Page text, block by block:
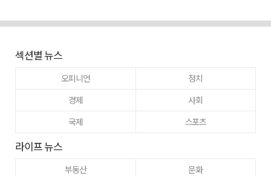
섹션별 뉴스
오피니언
정치
경제
사회
국제
스포츠
라이프 뉴스
부동산
문화